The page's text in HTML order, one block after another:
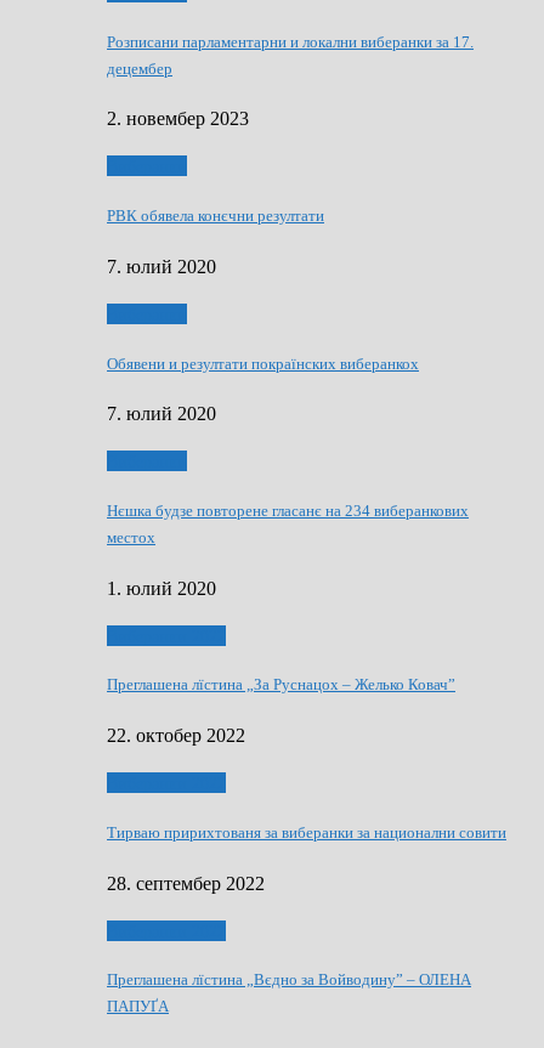
Розписани парламентарни и локални виберанки за 17.
децембер
2. новембер 2023
РВК обявела конєчни резултати
7. юлий 2020
Обявени и резултати покраїнских виберанкох
7. юлий 2020
Нєшка будзе повторене гласанє на 234 виберанкових
местох
1. юлий 2020
Преглашена лїстина „За Руснацох – Желько Ковач”
22. октобер 2022
Тирваю пририхтованя за виберанки за национални совити
28. септембер 2022
Преглашена лїстина „Вєдно за Войводину” – ОЛЕНА
ПАПУҐА